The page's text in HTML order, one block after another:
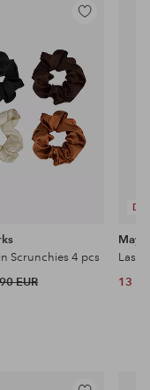
Lisää
Scrunchies 4 pcs
EUR 13